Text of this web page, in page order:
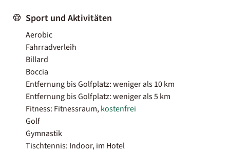
Sport und Aktivitäten
Aerobic
Fahrradverleih
Billard
Boccia
Entfernung bis Golfplatz: weniger als 10 km
Entfernung bis Golfplatz: weniger als 5 km
Fitness: Fitnessraum,kostenfrei
Golf
Gymnastik
Tischtennis: Indoor, im Hotel